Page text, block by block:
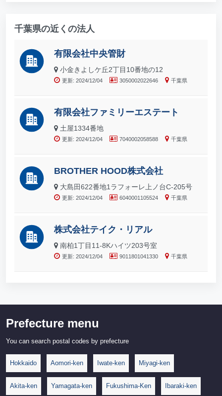
千葉県の近くの法人
有限会社中央管財
小金きよしケ丘2丁目10番地の12
更新: 2024/12/04 3050002022646 千葉県
有限会社ファミリーエステート
土屋1334番地
更新: 2024/12/04 7040002058588 千葉県
BROTHER HOOD株式会社
大島田622番地1ラフォーレ上ノ台C-205号
更新: 2024/12/04 6040001105524 千葉県
株式会社テイク・リアル
南柏1丁目11-8Kハイツ203号室
更新: 2024/12/04 9011801041330 千葉県
Prefecture menu
You can search postal codes by prefecture
Hokkaido Aomori-ken Iwate-ken Miyagi-ken
Akita-ken Yamagata-ken Fukushima-Ken Ibaraki-ken